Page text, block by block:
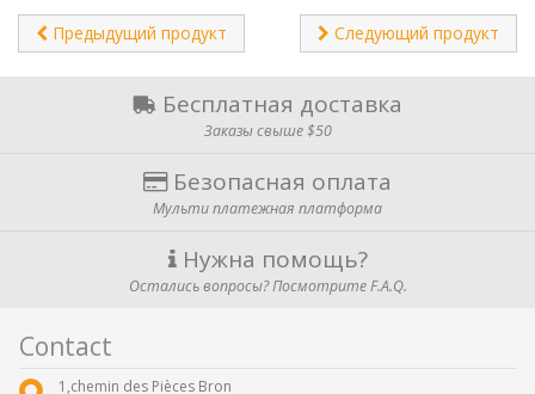
Предыдущий продукт Следующий продукт
Бесплатная доставка
Заказы свыше $50
Безопасная оплата
Мульти платежная платформа
Нужна помощь?
Остались вопросы? Посмотрите F.A.Q.
Contact
1,chemin des Pièces Bron